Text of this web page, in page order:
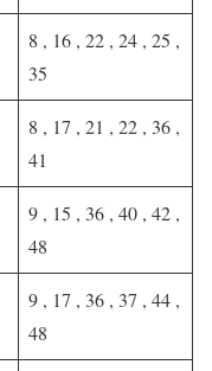
8 , 16 , 22 , 24 , 25 ,
35
8 , 17 , 21 , 22 , 36 ,
41
9 , 15 , 36 , 40 , 42 ,
48
9 , 17 , 36 , 37 , 44 ,
48